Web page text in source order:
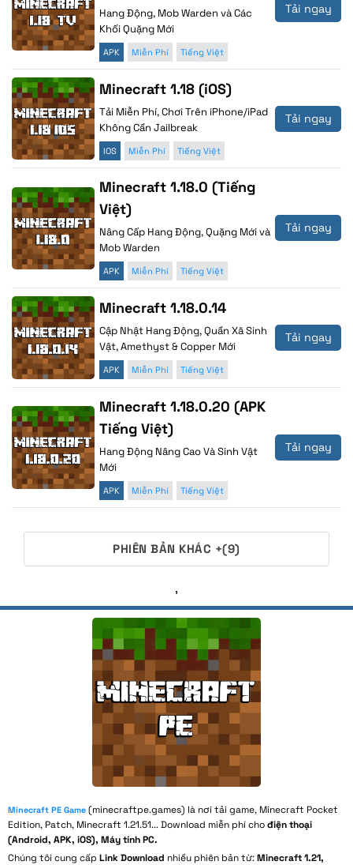
Hang Động, Mob Warden và Các
Khối Quặng Mới
APK Miễn Phí Tiếng Việt
Tải ngay
Minecraft 1.18 (iOS)
Tải Miễn Phí, Chơi Trên iPhone/iPad
Không Cần Jailbreak
IOS Miễn Phí Tiếng Việt
Tải ngay
Minecraft 1.18.0 (Tiếng
Việt)
Nâng Cấp Hang Động, Quặng Mới và
Mob Warden
APK Miễn Phí Tiếng Việt
Tải ngay
Minecraft 1.18.0.14
Cập Nhật Hang Động, Quần Xã Sinh
Vật, Amethyst & Copper Mới
APK Miễn Phí Tiếng Việt
Tải ngay
Minecraft 1.18.0.20 (APK
Tiếng Việt)
Hang Động Nâng Cao Và Sinh Vật
Mới
APK Miễn Phí Tiếng Việt
Tải ngay
PHIÊN BẢN KHÁC +(9)
,
Minecraft PE Game(minecraftpe.games) là nơi tải game, Minecraft Pocket
Edition, Patch, Minecraft 1.21.51... Download miễn phí chođiện thoại
(Android, APK, iOS), Máy tính PC.
Chúng tôi cung cấp Link Download nhiều phiên bản từ:Minecraft 1.21,